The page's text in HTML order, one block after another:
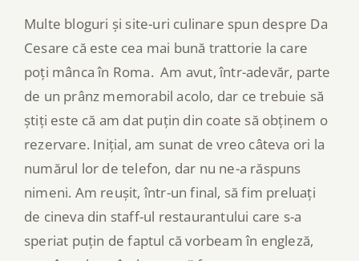
Multe bloguri și site-uri culinare spun despre Da
Cesare că este cea mai bună trattorie la care
poți mânca în Roma. Am avut, într-adevăr, parte
de un prânz memorabil acolo, dar ce trebuie să
știți este că am dat puțin din coate să obținem o
rezervare. Inițial, am sunat de vreo câteva ori la
numărul lor de telefon, dar nu ne-a răspuns
nimeni. Am reușit, într-un final, să fim preluați
de cineva din staff-ul restaurantului care s-a
speriat puțin de faptul că vorbeam în engleză,